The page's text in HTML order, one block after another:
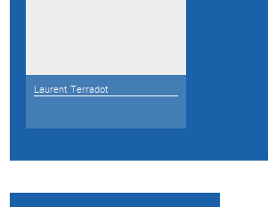
Laurent Terradot